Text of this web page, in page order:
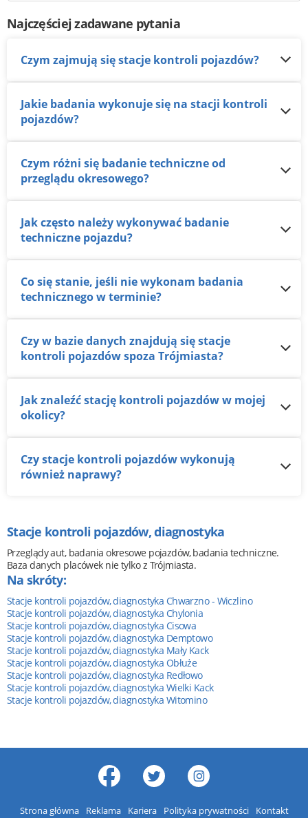
Najczęściej zadawane pytania
Czym zajmują się stacje kontroli pojazdów?
Jakie badania wykonuje się na stacji kontroli
pojazdów?
Czym różni się badanie techniczne od
przeglądu okresowego?
Jak często należy wykonywać badanie
techniczne pojazdu?
Co się stanie, jeśli nie wykonam badania
technicznego w terminie?
Czy w bazie danych znajdują się stacje
kontroli pojazdów spoza Trójmiasta?
Jak znaleźć stację kontroli pojazdów w mojej
okolicy?
Czy stacje kontroli pojazdów wykonują
również naprawy?
Stacje kontroli pojazdów, diagnostyka
Przeglądy aut, badania okresowe pojazdów, badania techniczne.
Baza danych placówek nie tylko z Trójmiasta.
Na skróty:
Stacje kontroli pojazdów, diagnostyka Chwarzno - Wiczlino
Stacje kontroli pojazdów, diagnostyka Chylonia
Stacje kontroli pojazdów, diagnostyka Cisowa
Stacje kontroli pojazdów, diagnostyka Demptowo
Stacje kontroli pojazdów, diagnostyka Mały Kack
Stacje kontroli pojazdów, diagnostyka Obłuże
Stacje kontroli pojazdów, diagnostyka Redłowo
Stacje kontroli pojazdów, diagnostyka Wielki Kack
Stacje kontroli pojazdów, diagnostyka Witomino
Strona główna Reklama Kariera Polityka prywatności Kontakt